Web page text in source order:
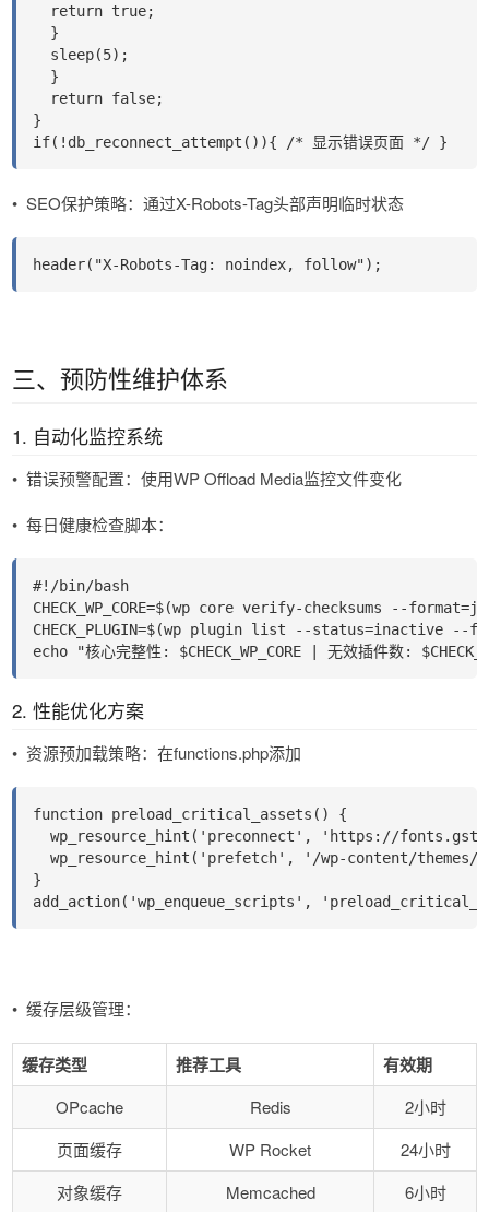
return true;
}
sleep(5);
}
return false;
}
if(!db_reconnect_attempt()){ /* 显示错误页面 */ }
• ​​SEO保护策略​​：通过X-Robots-Tag头部声明临时状态
header("X-Robots-Tag: noindex, follow");
三、预防性维护体系
1. 自动化监控系统
• 错误预警配置​​：使用WP Offload Media监控文件变化
• 每日健康检查脚本​​：
#!/bin/bash
CHECK_WP_CORE=$(wp core verify-checksums --
CHECK_PLUGIN=$(wp plugin list --status=inactive --
echo "核心完整性: $CHECK_WP_CORE | 无效插件数:
2. 性能优化方案
• 资源预加载策略​​：在functions.php添加
function preload_critical_assets() {
wp_resource_hint('preconnect', 'https://
wp_resource_hint('prefetch', '/wp-content/
}
add_action('wp_enqueue_scripts',
• 缓存层级管理​​：
缓存类型 推荐工具 有效期
OPcache Redis
2小时
页面缓存
WP Rocket
24小时
对象缓存
Memcached 6小时